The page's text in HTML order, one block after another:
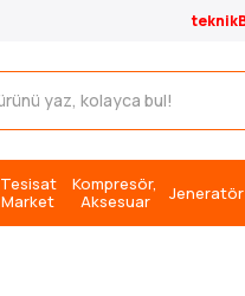
Tesisat
Market
Kompresör,
Aksesuar
Jeneratör